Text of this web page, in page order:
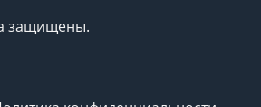
защищены.